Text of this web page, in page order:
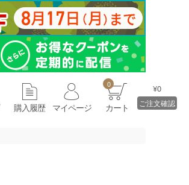
購入履歴 マイページ
0
カート
¥0
ご注文確認